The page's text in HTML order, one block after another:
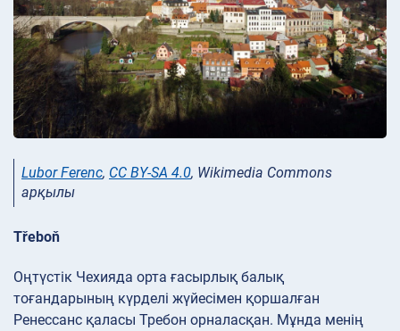
Lubor Ferenc, CC BY-SA 4.0, Wikimedia Commons
арқылы
Třeboň
Оңтүстік Чехияда орта ғасырлық балық
тоғандарының күрделі жүйесімен қоршалған
Ренессанс қаласы Требон орналасқан. Мұнда менің